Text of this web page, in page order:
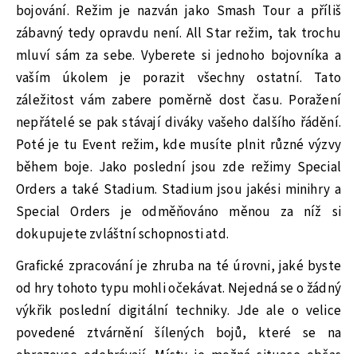
bojování. Režim je nazván jako Smash Tour a příliš
zábavný tedy opravdu není. All Star režim, tak trochu
mluví sám za sebe. Vyberete si jednoho bojovníka a
vaším úkolem je porazit všechny ostatní. Tato
záležitost vám zabere poměrně dost času. Poražení
nepřátelé se pak stávají diváky vašeho dalšího řádění.
Poté je tu Event režim, kde musíte plnit různé výzvy
během boje. Jako poslední jsou zde režimy Special
Orders a také Stadium. Stadium jsou jakési minihry a
Special Orders je odměňováno měnou za níž si
dokupujete zvláštní schopnosti atd.
Grafické zpracování je zhruba na té úrovni, jaké byste
od hry tohoto typu mohli očekávat. Nejedná se o žádný
výkřik poslední digitální techniky. Jde ale o velice
povedené ztvárnění šílených bojů, které se na